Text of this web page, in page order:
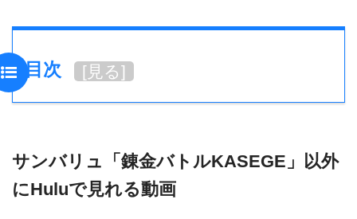
目次 [見る]
サンバリュ「錬金バトルKASEGE」以外
にHuluで見れる動画